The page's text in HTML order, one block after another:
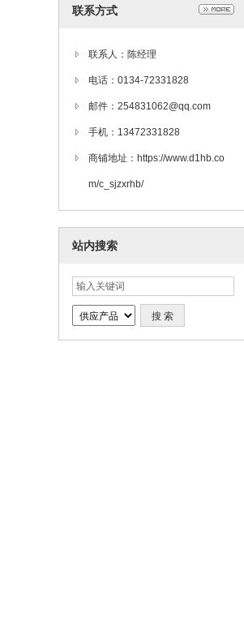
联系方式
联系人：陈经理
电话：0134-72331828
邮件：254831062@qq.com
手机：13472331828
商铺地址：https://www.d1hb.co
m/c_sjzxrhb/
站内搜索